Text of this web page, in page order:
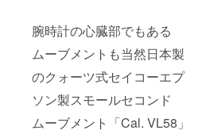
腕時計の心臓部でもある
ムーブメントも当然日本製
のクォーツ式セイコーエプ
ソン製スモールセコンド
ムーブメント「Cal. VL58」